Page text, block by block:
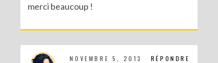
merci beaucoup !
RÉPONDRE
NOVEMBRE 5, 2013